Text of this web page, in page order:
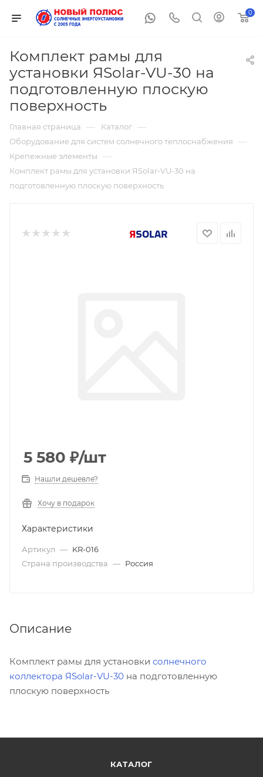
0
Комплект рамы для
установки ЯSolar-VU-30 на
подготовленную плоскую
поверхность
Главная страница — Каталог —
Оборудование для систем солнечного теплоснабжения —
Крепежные элементы —
Комплект рамы для установки ЯSolar-VU-30 на
подготовленную плоскую поверхность
5 580 ₽/шт
Нашли дешевле?
Хочу в подарок
Характеристики
Артикул — KR-016
Страна производства — Россия
Описание
Комплект рамы для установки солнечного
коллектора ЯSolar-VU-30 на подготовленную
плоскую поверхность
КАТАЛОГ